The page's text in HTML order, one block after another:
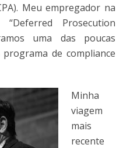
Meu empregador na
Prosecution
uma das poucas
de compliance
Minha
viagem
mais
recente